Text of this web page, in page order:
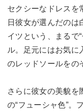
セクシーなドレスを
日彼女が選んだのは
イツという、まるで
ル。足元にはお気に
のレッドソールをの
さらに彼女の美貌を
の“フューシャ色”。